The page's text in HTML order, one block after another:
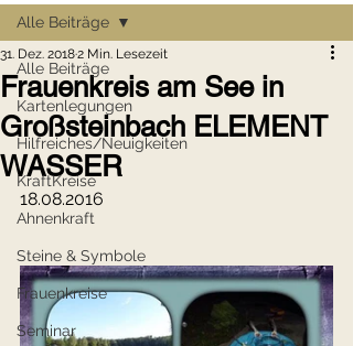
Alle Beiträge
Kartenlegungen
Hilfreiches/Neuigkeiten
KraftKreise
Ahnenkraft
Steine & Symbole
Frauenkreise
Seminar
Alle Beiträge
Frauenkreis am See in
Großsteinbach ELEMENT
WASSER
31. Dez. 20182 Min. Lesezeit
18.08.2016